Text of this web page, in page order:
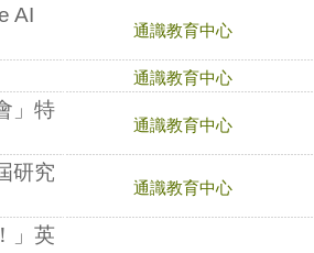
AI
通識教育中心
通識教育中心
」特
通識教育中心
研究
通識教育中心
」英